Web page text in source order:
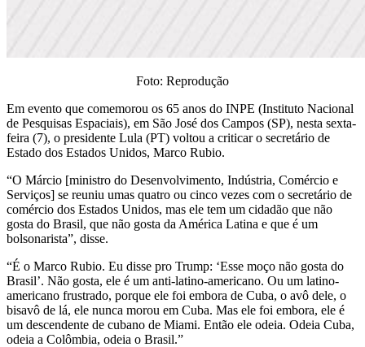
Foto: Reprodução
Em evento que comemorou os 65 anos do INPE (Instituto Nacional
de Pesquisas Espaciais), em São José dos Campos (SP), nesta sexta-
feira (7), o presidente Lula (PT) voltou a criticar o secretário de
Estado dos Estados Unidos, Marco Rubio.
“O Márcio [ministro do Desenvolvimento, Indústria, Comércio e
Serviços] se reuniu umas quatro ou cinco vezes com o secretário de
comércio dos Estados Unidos, mas ele tem um cidadão que não
gosta do Brasil, que não gosta da América Latina e que é um
bolsonarista”, disse.
“É o Marco Rubio. Eu disse pro Trump: ‘Esse moço não gosta do
Brasil’. Não gosta, ele é um anti-latino-americano. Ou um latino-
americano frustrado, porque ele foi embora de Cuba, o avô dele, o
bisavô de lá, ele nunca morou em Cuba. Mas ele foi embora, ele é
um descendente de cubano de Miami. Então ele odeia. Odeia Cuba,
odeia a Colômbia, odeia o Brasil.”